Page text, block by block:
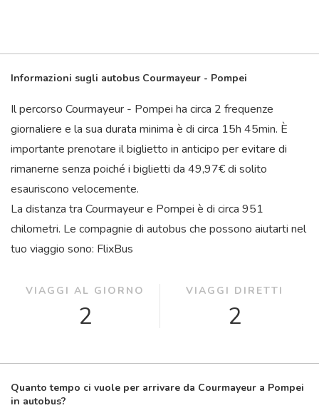
Informazioni sugli autobus Courmayeur - Pompei
Il percorso Courmayeur - Pompei ha circa 2 frequenze
giornaliere e la sua durata minima è di circa 15h 45min. È
importante prenotare il biglietto in anticipo per evitare di
rimanerne senza poiché i biglietti da 49,97€ di solito
esauriscono velocemente.
La distanza tra Courmayeur e Pompei è di circa 951
chilometri. Le compagnie di autobus che possono aiutarti nel
tuo viaggio sono: FlixBus
VIAGGI AL GIORNO
2
VIAGGI DIRETTI
2
Quanto tempo ci vuole per arrivare da Courmayeur a Pompei
in autobus?